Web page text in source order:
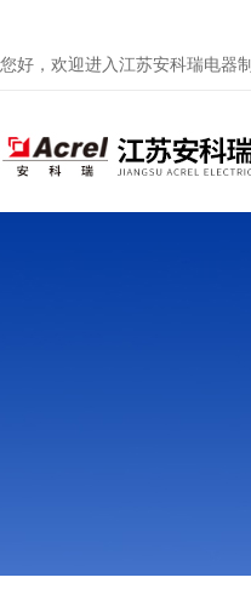
您好，欢迎进入江苏安科瑞电器